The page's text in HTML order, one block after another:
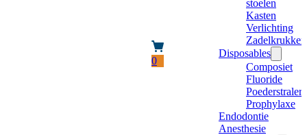
0
stoelen
Kasten
Verlichting
Zadelkrukken
Disposables
Composiet
Fluoride
Poederstraler
Prophylaxe
Endodontie
Anesthesie